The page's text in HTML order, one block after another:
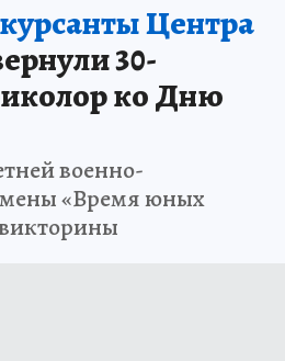
Центра
30-
ко Дню
военно-
«Время юных